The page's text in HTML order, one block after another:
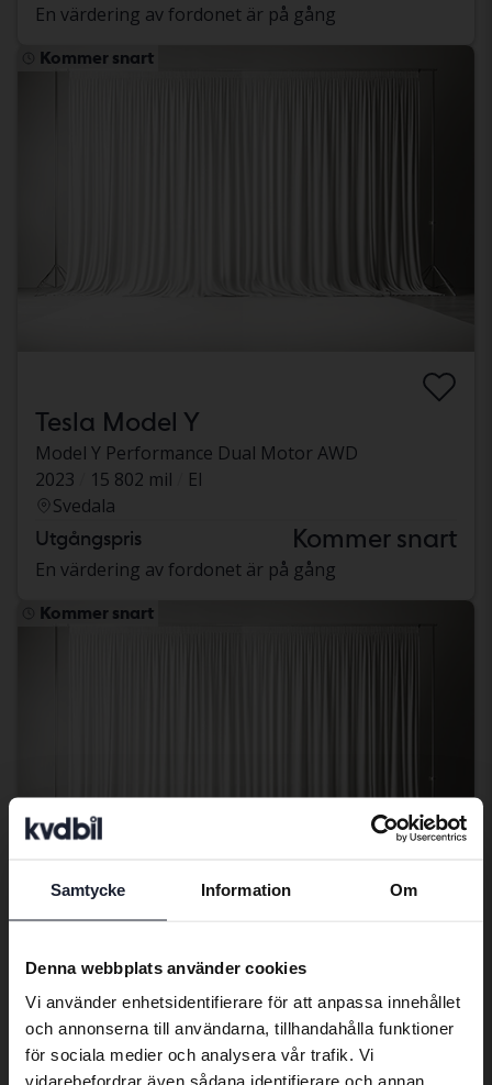
Samtycke Information Om
Denna webbplats använder cookies
Vi använder enhetsidentifierare för att anpassa innehållet
och annonserna till användarna, tillhandahålla funktioner
för sociala medier och analysera vår trafik. Vi
vidarebefordrar även sådana identifierare och annan
En värdering av fordonet är på gång
Kommer snart
Tesla Model Y
Model Y Performance Dual Motor AWD
2023
15 802 mil
El
Svedala
Utgångspris Kommer snart
En värdering av fordonet är på gång
Kommer snart
Tesla Model Y
Mode Y Long Range Dual Motor AWD
2025
5 851 mil
El
Kungälv (Ellesbo)
Preferred language
We have detected that your browser
Swedish. To better service our friends
abroad we have an English language
site (kvdcars.com) that contains all the